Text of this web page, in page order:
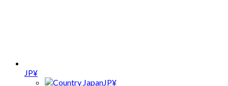
JP¥
JP¥